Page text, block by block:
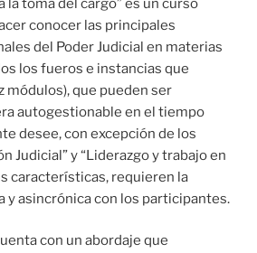
la toma del cargo” es un curso
conocer las principales
del Poder Judicial en materias
los fueros e instancias que
módulos), que pueden ser
autogestionable en el tiempo
desee, con excepción de los
Judicial” y “Liderazgo y trabajo en
características, requieren la
y asincrónica con los participantes.
con un abordaje que